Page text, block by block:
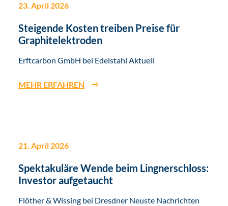
23. April 2026
Steigende Kosten treiben Preise für
Graphitelektroden
Erftcarbon GmbH bei Edelstahl Aktuell
MEHR ERFAHREN
21. April 2026
Spektakuläre Wende beim Lingnerschloss:
Investor aufgetaucht
Flöther & Wissing bei Dresdner Neuste Nachrichten